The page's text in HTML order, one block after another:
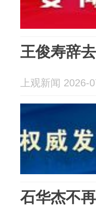
王俊寿辞
上观新闻 2026-
石华杰不